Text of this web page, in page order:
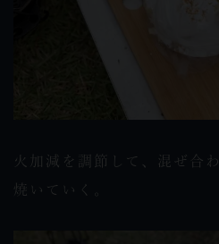
火加減を調節して、混ぜ合
焼いていく。